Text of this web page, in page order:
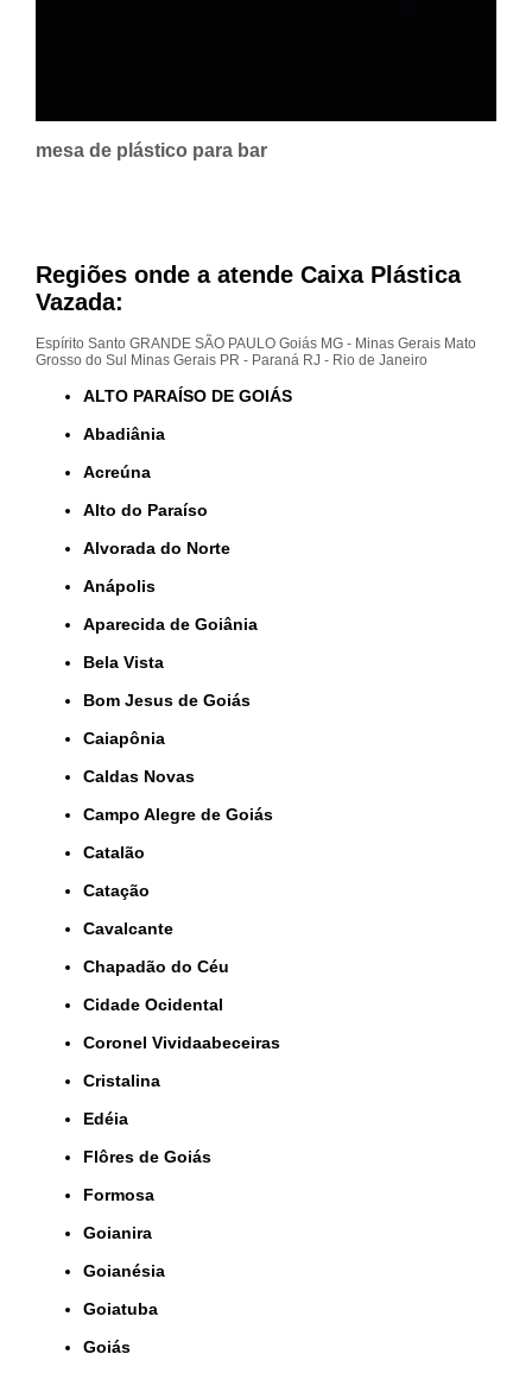
mesa de plástico para bar
Regiões onde a atende Caixa Plástica
Vazada:
Espírito Santo GRANDE SÃO PAULO Goiás MG - Minas Gerais Mato
Grosso do Sul Minas Gerais PR - Paraná RJ - Rio de Janeiro
ALTO PARAÍSO DE GOIÁS
Abadiânia
Acreúna
Alto do Paraíso
Alvorada do Norte
Anápolis
Aparecida de Goiânia
Bela Vista
Bom Jesus de Goiás
Caiapônia
Caldas Novas
Campo Alegre de Goiás
Catalão
Catação
Cavalcante
Chapadão do Céu
Cidade Ocidental
Coronel Vividaabeceiras
Cristalina
Edéia
Flôres de Goiás
Formosa
Goianira
Goianésia
Goiatuba
Goiás